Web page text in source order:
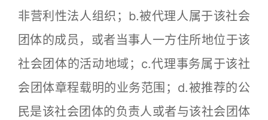
非营利性法人组织；b.被代理人属于该社会
团体的成员，或者当事人一方住所地位于该
社会团体的活动地域；c.代理事务属于该社
会团体章程载明的业务范围；d.被推荐的公
民是该社会团体的负责人或者与该社会团体